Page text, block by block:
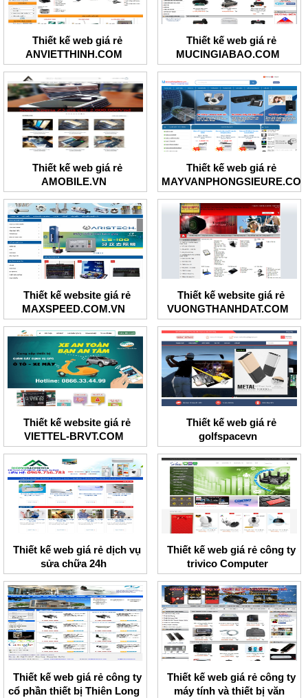
Thiết kế web giá rẻ
ANVIETTHINH.COM
Thiết kế web giá rẻ
MUCINGIABAO.COM
Thiết kế web giá rẻ
AMOBILE.VN
Thiết kế web giá rẻ
Thiết kế website giá rẻ
MAXSPEED.COM.VN
Thiết kế website giá rẻ
VUONGTHANHDAT.COM
Thiết kế website giá rẻ
VIETTEL-BRVT.COM
Thiết kế web giá rẻ
golfspacevn
Thiết kế web giá rẻ dịch vụ
sửa chữa 24h
Thiết kế web giá rẻ công ty
trivico Computer
Thiết kế web giá rẻ công ty
cổ phần thiết bị Thiên Long
Thiết kế web giá rẻ công ty
máy tính và thiết bị văn